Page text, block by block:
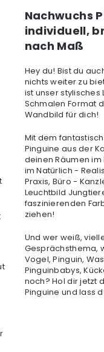
Nachwuchs
individuell,
nach Maß
Hey du! Bist du
nichts weiter zu
ist unser stylisches
Schmalen Format
Wandbild für dich!
Mit dem
Pinguine aus der
deinen Räumen
im Natürlich -
Praxis, Büro -
Leuchtbild
faszinierenden
ziehen!
Und wer weiß,
Gesprächsthema,
Vogel, Pinguin,
Pinguinbabys,
noch? Hol dir jetzt
Pinguine und lass